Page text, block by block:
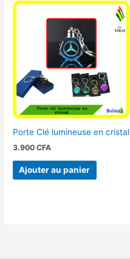
Porte Clé lumineuse en cristal
3.900CFA
Ajouter au panier